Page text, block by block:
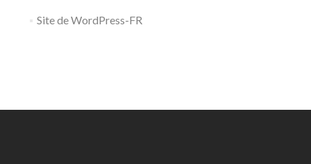
Site de WordPress-FR